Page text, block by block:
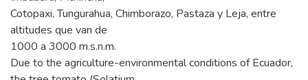
Cotopaxi, Tungurahua, Chimborazo, Pastaza y Leja, entre
altitudes que van de
1000 a 3000 m.s.n.m.
Due to the agriculture-environmental conditions of Ecuador,